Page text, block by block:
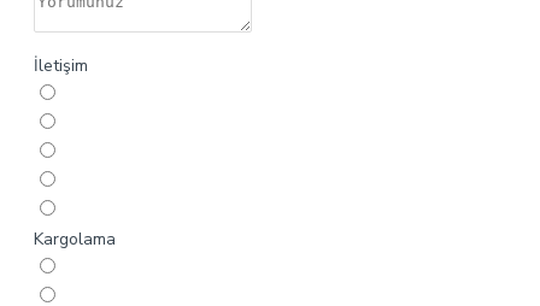
İletişim
Kargolama